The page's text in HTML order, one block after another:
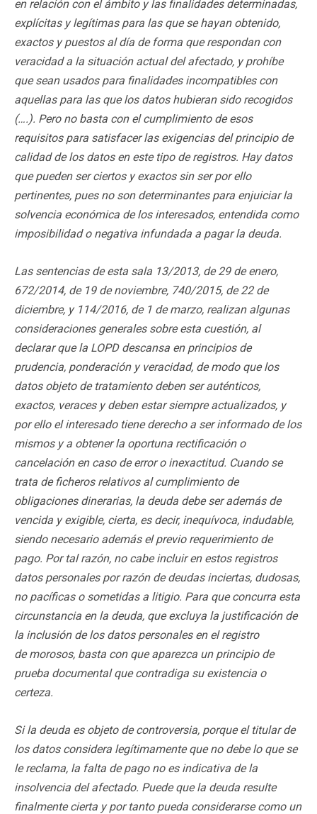
en relación con el ámbito y las finalidades determinadas,
explícitas y legítimas para las que se hayan obtenido,
exactos y puestos al día de forma que respondan con
veracidad a la situación actual del afectado, y prohíbe
que sean usados para finalidades incompatibles con
aquellas para las que los datos hubieran sido recogidos
(….). Pero no basta con el cumplimiento de esos
requisitos para satisfacer las exigencias del principio de
calidad de los datos en este tipo de registros. Hay datos
que pueden ser ciertos y exactos sin ser por ello
pertinentes, pues no son determinantes para enjuiciar la
solvencia económica de los interesados, entendida como
imposibilidad o negativa infundada a pagar la deuda.
Las sentencias de esta sala 13/2013, de 29 de enero,
672/2014, de 19 de noviembre, 740/2015, de 22 de
diciembre, y 114/2016, de 1 de marzo, realizan algunas
consideraciones generales sobre esta cuestión, al
declarar que la LOPD descansa en principios de
prudencia, ponderación y veracidad, de modo que los
datos objeto de tratamiento deben ser auténticos,
exactos, veraces y deben estar siempre actualizados, y
por ello el interesado tiene derecho a ser informado de los
mismos y a obtener la oportuna rectificación o
cancelación en caso de error o inexactitud. Cuando se
trata de ficheros relativos al cumplimiento de
obligaciones dinerarias, la deuda debe ser además de
vencida y exigible, cierta, es decir, inequívoca, indudable,
siendo necesario además el previo requerimiento de
pago. Por tal razón, no cabe incluir en estos registros
datos personales por razón de deudas inciertas, dudosas,
no pacíficas o sometidas a litigio. Para que concurra esta
circunstancia en la deuda, que excluya la justificación de
la inclusión de los datos personales en el registro
de morosos, basta con que aparezca un principio de
prueba documental que contradiga su existencia o
certeza.
Si la deuda es objeto de controversia, porque el titular de
los datos considera legítimamente que no debe lo que se
le reclama, la falta de pago no es indicativa de la
insolvencia del afectado. Puede que la deuda resulte
finalmente cierta y por tanto pueda considerarse como un